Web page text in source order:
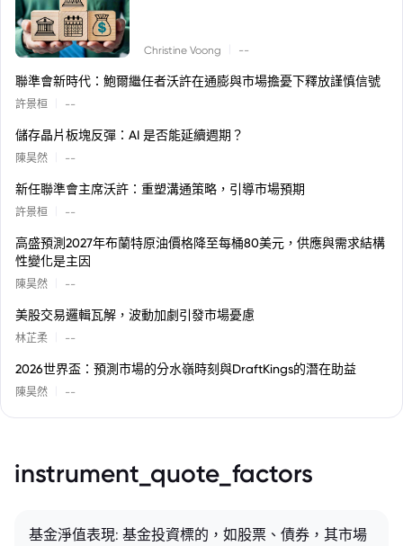
Christine Voong --
聯準會新時代：鮑爾繼任者沃許在通膨與市場擔憂下釋放謹慎信號
許景桓 --
儲存晶片板塊反彈：AI 是否能延續週期？
陳昊然 --
新任聯準會主席沃許：重塑溝通策略，引導市場預期
許景桓 --
高盛預測2027年布蘭特原油價格降至每桶80美元，供應與需求結構
性變化是主因
陳昊然 --
美股交易邏輯瓦解，波動加劇引發市場憂慮
林芷柔 --
2026世界盃：預測市場的分水嶺時刻與DraftKings的潛在助益
陳昊然 --
instrument_quote_factors
基金淨值表現: 基金投資標的，如股票、債券，其市場